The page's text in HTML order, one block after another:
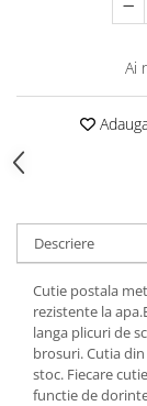
Ai
Descriere
Cutie postala
rezistente la
langa plicuri de
brosuri. Cutia
stoc. Fiecare
functie de